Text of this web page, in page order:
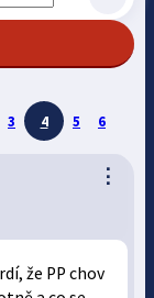
3 4 5 6
⋮
že PP chov